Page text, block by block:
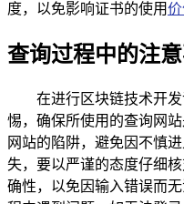
度，以免影响证书的使用
查询过程中的注
在进行区块链技术开
惕，确保所使用的查询网
网站的陷阱，避免因不慎
失，要以严谨的态度仔细
确性，以免因输入错误而